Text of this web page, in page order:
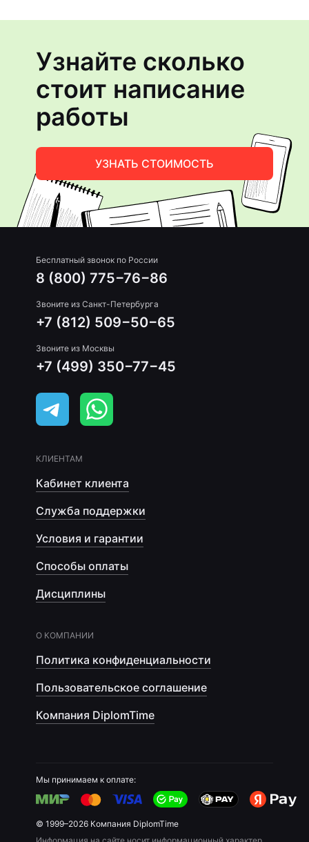
Узнайте сколько
стоит написание
работы
УЗНАТЬ СТОИМОСТЬ
Бесплатный звонок по России
8 (800) 775−76−86
Звоните из Санкт-Петербурга
+7 (812) 509−50−65
Звоните из Москвы
+7 (499) 350−77−45
КЛИЕНТАМ
Кабинет клиента
Служба поддержки
Условия и гарантии
Способы оплаты
Дисциплины
О КОМПАНИИ
Политика конфиденциальности
Пользовательское соглашение
Компания DiplomTime
Мы принимаем к оплате:
© 1999–2026 Компания DiplomTime